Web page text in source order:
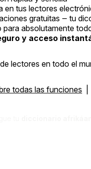
en tus lectores
gratuitas ‒ tu
absolutamente
y acceso
lectores en todo el
todas las funciones